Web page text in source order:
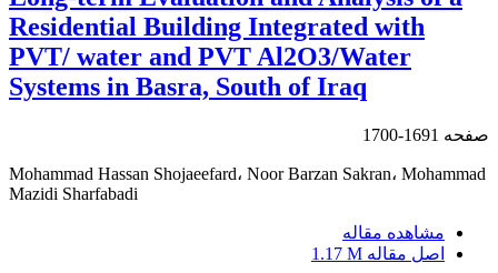
Residential Building Integrated with
PVT/ water and PVT Al2O3/Water
Systems in Basra, South of Iraq
صفحه 1691-1700
Mohammad Hassan Shojaeefard، Noor Barzan Sakran، Mohammad
Mazidi Sharfabadi
مشاهده مقاله
اصل مقاله 1.17 M